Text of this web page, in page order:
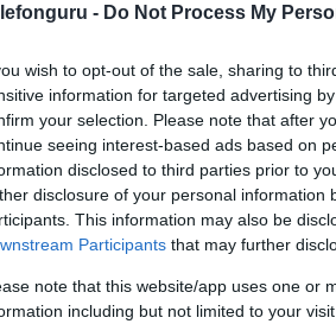
- Do Not Process My
wish to opt-out of the sale, sharing to
information for targeted advertising
your selection. Please note that after
seeing interest-based ads based on
disclosed to third parties prior to
disclosure of your personal information
This information may also be
Participants that may further
note that this website/app uses one or
including but not limited to your